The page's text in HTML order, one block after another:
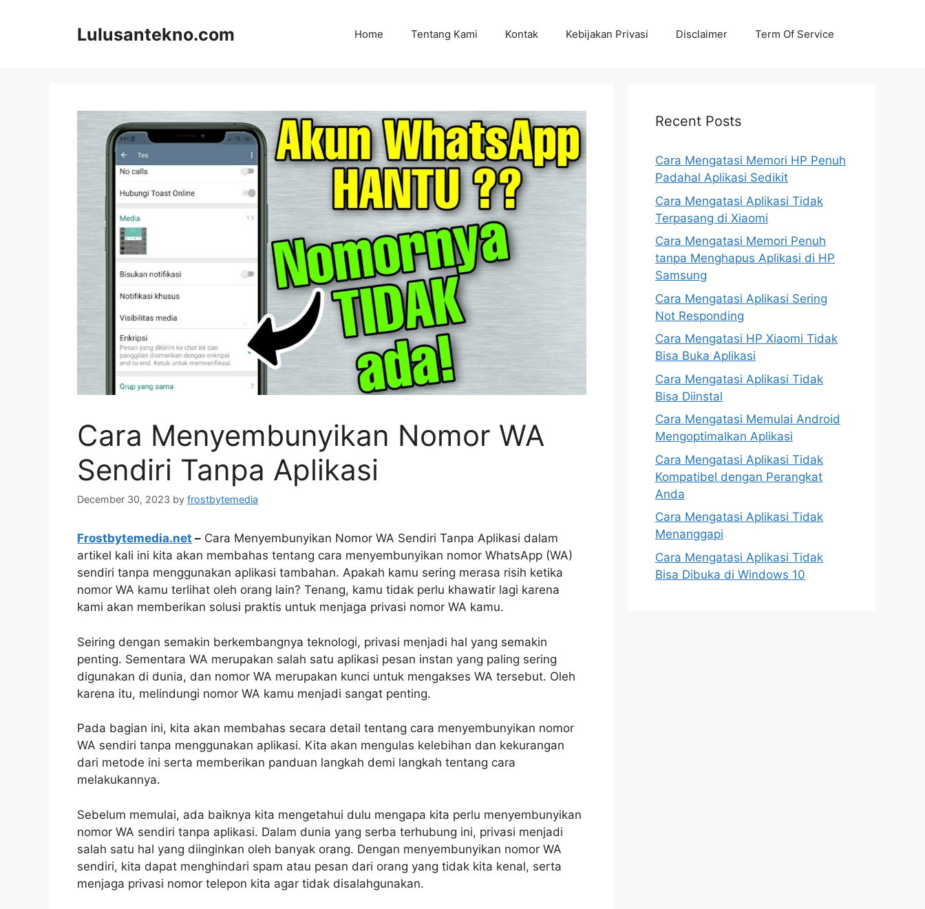
Lulusantekno.com Home Tentang Kami Kontak Kebijakan Privasi Disclaimer Term Of Service
Cara Menyembunyikan Nomor WA
Sendiri Tanpa Aplikasi
December 30, 2023 by frostbytemedia
Frostbytemedia.net – Cara Menyembunyikan Nomor WA Sendiri Tanpa Aplikasi dalam
artikel kali ini kita akan membahas tentang cara menyembunyikan nomor WhatsApp (WA)
sendiri tanpa menggunakan aplikasi tambahan. Apakah kamu sering merasa risih ketika
nomor WA kamu terlihat oleh orang lain? Tenang, kamu tidak perlu khawatir lagi karena
kami akan memberikan solusi praktis untuk menjaga privasi nomor WA kamu.
Seiring dengan semakin berkembangnya teknologi, privasi menjadi hal yang semakin
penting. Sementara WA merupakan salah satu aplikasi pesan instan yang paling sering
digunakan di dunia, dan nomor WA merupakan kunci untuk mengakses WA tersebut. Oleh
karena itu, melindungi nomor WA kamu menjadi sangat penting.
Pada bagian ini, kita akan membahas secara detail tentang cara menyembunyikan nomor
WA sendiri tanpa menggunakan aplikasi. Kita akan mengulas kelebihan dan kekurangan
dari metode ini serta memberikan panduan langkah demi langkah tentang cara
melakukannya.
Sebelum memulai, ada baiknya kita mengetahui dulu mengapa kita perlu menyembunyikan
nomor WA sendiri tanpa aplikasi. Dalam dunia yang serba terhubung ini, privasi menjadi
salah satu hal yang diinginkan oleh banyak orang. Dengan menyembunyikan nomor WA
sendiri, kita dapat menghindari spam atau pesan dari orang yang tidak kita kenal, serta
menjaga privasi nomor telepon kita agar tidak disalahgunakan.
Recent Posts
Cara Mengatasi Memori HP Penuh
Padahal Aplikasi Sedikit
Cara Mengatasi Aplikasi Tidak
Terpasang di Xiaomi
Cara Mengatasi Memori Penuh
tanpa Menghapus Aplikasi di HP
Samsung
Cara Mengatasi Aplikasi Sering
Not Responding
Cara Mengatasi HP Xiaomi Tidak
Bisa Buka Aplikasi
Cara Mengatasi Aplikasi Tidak
Bisa Diinstal
Cara Mengatasi Memulai Android
Mengoptimalkan Aplikasi
Cara Mengatasi Aplikasi Tidak
Kompatibel dengan Perangkat
Anda
Cara Mengatasi Aplikasi Tidak
Menanggapi
Cara Mengatasi Aplikasi Tidak
Bisa Dibuka di Windows 10